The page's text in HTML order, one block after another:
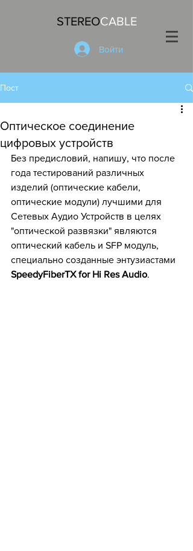
STEREOCABLE
Войти
Пост
Оптическое соединение
цифровых устройств
Без предисловий, напишу, что после
года тестирований различных
изделий (оптические кабели,
оптические модули) лучшими для
Сетевых Аудио Устройств в целях
"оптической развязки" являются
оптический кабель и SFP модуль,
специально созданные энтузиастами
SpeedyFiberTX for Hi Res Audio.